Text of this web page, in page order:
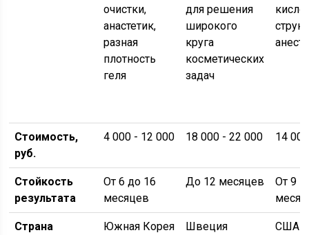
очистки,
анастетик,
разная
плотность
геля
для решения
широкого
круга
косметических
задач
Стоимость,
руб.
4 000 - 12 000 18 000 - 22 000 14
Стойкость
результата
От 6 до 16
месяцев
До 12 месяцев
От 9
Страна
Южная Корея Швеция США